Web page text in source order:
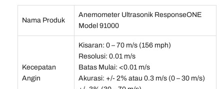
Nama Produk
Anemometer Ultrasonik ResponseONE
Model 91000
Kecepatan
Angin
Kisaran: 0 – 70 m/s (156 mph)
Resolusi: 0.01 m/s
Batas Mulai: <0.01 m/s
Akurasi: +/- 2% atau 0.3 m/s (0 – 30 m/s)